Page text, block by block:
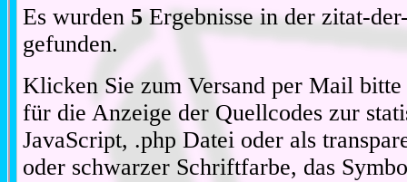
Es wurden 5Ergebnisse in der zitat-
gefunden.
Klicken Sie zum Versand per Mail
für die Anzeige der Quellcodes zur
JavaScript, .php Datei oder als
oder schwarzer Schriftfarbe, das